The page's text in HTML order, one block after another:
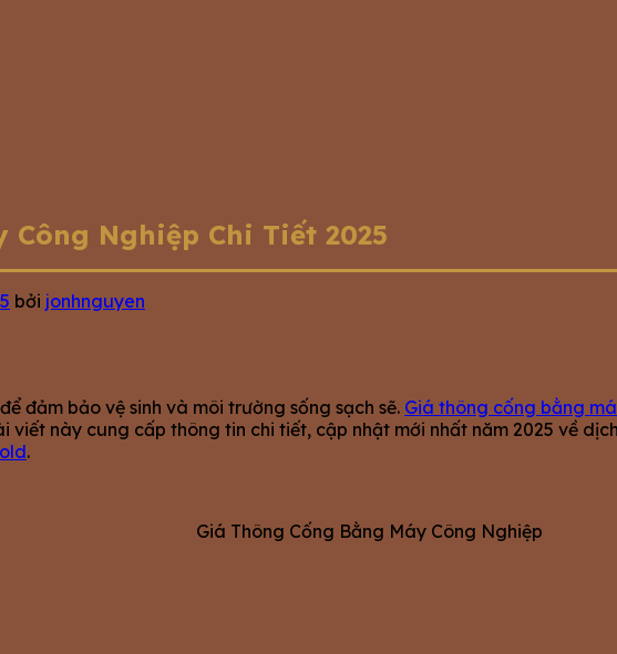
Công Nghiệp Chi Tiết 2025
bởi jonhnguyen
đảm bảo vệ sinh và môi trường sống sạch sẽ. Giá thông cống bằng
viết này cung cấp thông tin chi tiết, cập nhật mới nhất năm 2025 về
.
Giá Thông Cống Bằng Máy Công Nghiệp